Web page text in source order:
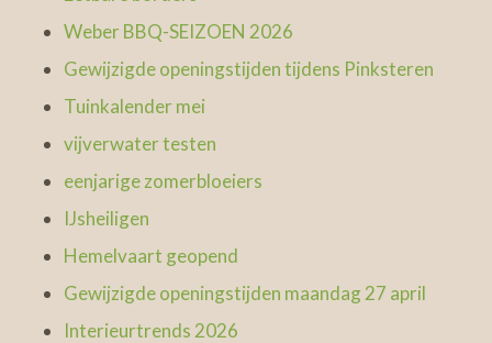
Weber BBQ-SEIZOEN 2026
Gewijzigde openingstijden tijdens Pinksteren
Tuinkalender mei
vijverwater testen
eenjarige zomerbloeiers
IJsheiligen
Hemelvaart geopend
Gewijzigde openingstijden maandag 27 april
Interieurtrends 2026